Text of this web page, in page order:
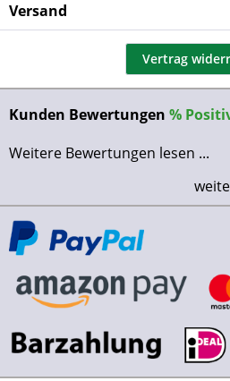
Versand
Vertrag
Kunden Bewertungen %
Weitere Bewertungen lesen ...